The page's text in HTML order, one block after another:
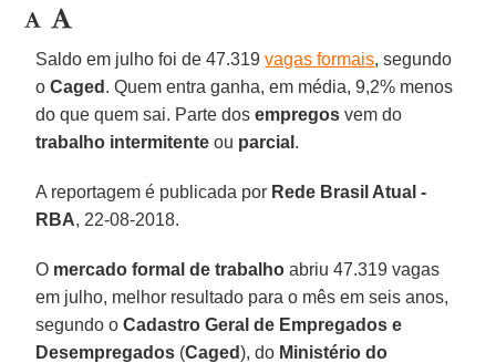
Saldo em julho foi de 47.319vagas formais, segundo
oCaged . Quem entra ganha, em média, 9,2% menos
do que quem sai. Parte dosempregos vem do
trabalho intermitenteou parcial .
A reportagem é publicada por Rede Brasil Atual -
RBA, 22-08-2018.
O mercado formal de trabalho abriu 47.319 vagas
em julho, melhor resultado para o mês em seis anos,
segundo oCadastro Geral de Empregados e
Desempregados (Caged), do Ministério do